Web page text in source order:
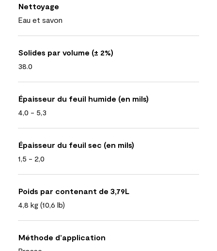
Nettoyage
Eau et savon
Solides par volume (± 2%)
38.0
Épaisseur du feuil humide (en mils)
4,0 - 5,3
Épaisseur du feuil sec (en mils)
1,5 - 2,0
Poids par contenant de 3,79L
4,8 kg (10,6 lb)
Méthode d’application